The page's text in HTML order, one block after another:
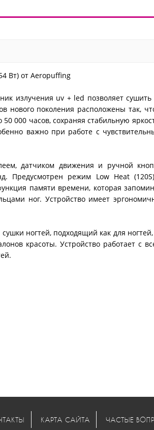
Вт) от Aeropuffing
излучения uv + led позволяет сушить
нового поколения расположены так,
000 часов, сохраняя стабильную
важно при работе с
датчиком движения и ручной
Предусмотрен режим Low Heat
памяти времени, которая
ног. Устройство имеет
ногтей, подходящий как для ногтей,
красоты. Устройство работает с
КАРТА САЙТА ЧАСТЫЕ